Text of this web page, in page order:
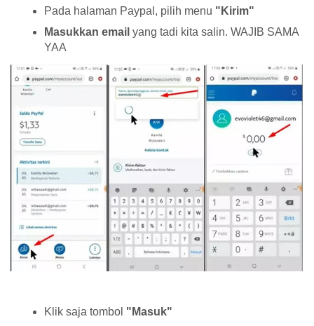
Pada halaman Paypal, pilih menu "Kirim"
Masukkan email yang tadi kita salin. WAJIB SAMA
YAA
Klik saja tombol "Masuk"